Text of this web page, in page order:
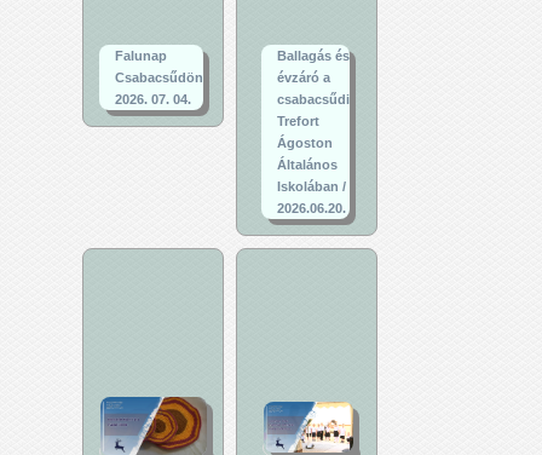
Falunap
Csabacsűdön
2026. 07. 04.
Ballagás és
évzáró a
csabacsűdi
Trefort
Ágoston
Általános
Iskolában /
2026.06.20.